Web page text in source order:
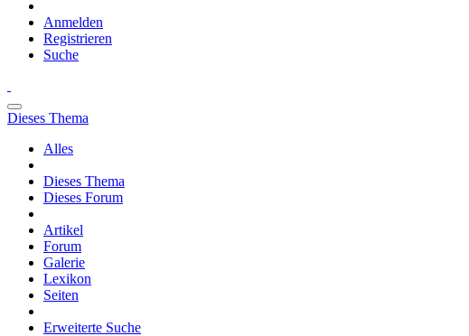
Anmelden
Registrieren
Suche
Dieses Thema
Alles
Dieses Thema
Dieses Forum
Artikel
Forum
Galerie
Lexikon
Seiten
Erweiterte Suche